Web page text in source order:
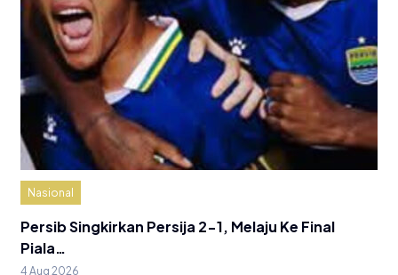
Nasional
Persib Singkirkan Persija 2-1, Melaju Ke Final
Piala…
4 Aug 2026